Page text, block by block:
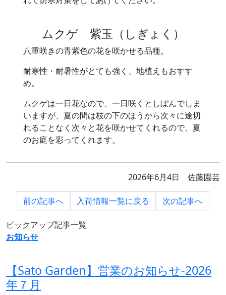
ムクゲ 紫玉（しぎょく）
八重咲きの青紫色の花を咲かせる品種。
耐寒性・耐暑性がとても強く、地植えもおすす
め。
ムクゲは一日花なので、一日咲くとしぼんでしま
いますが、夏の間は枝の下のほうから次々に途切
れることなく次々と花を咲かせてくれるので、夏
のお庭を彩ってくれます。
2026年6月4日 佐藤園芸
前の記事へ 入荷情報一覧に戻る 次の記事へ
ピックアップ記事一覧
お知らせ
【Sato Garden】営業のお知らせ‐2026
年７月